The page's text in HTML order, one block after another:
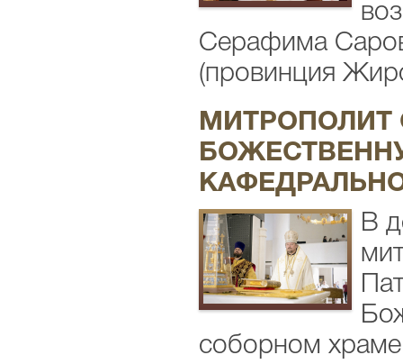
Серафима
(провинция
МИТРОПОЛИТ
В
соборном